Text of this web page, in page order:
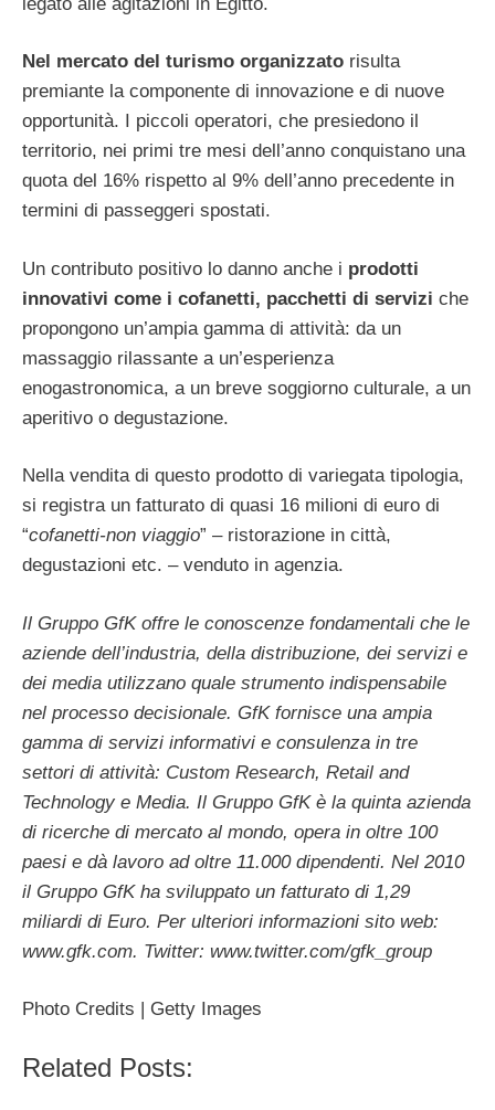
Nel mercato del turismo organizzato risulta
premiante la componente di innovazione e di nuove
opportunità. I piccoli operatori, che presiedono il
territorio, nei primi tre mesi dell’anno conquistano una
quota del 16% rispetto al 9% dell’anno precedente in
termini di passeggeri spostati.
Un contributo positivo lo danno anche i prodotti
innovativi come i cofanetti, pacchetti di servizi che
propongono un’ampia gamma di attività: da un
massaggio rilassante a un’esperienza
enogastronomica, a un breve soggiorno culturale, a un
aperitivo o degustazione.
Nella vendita di questo prodotto di variegata tipologia,
si registra un fatturato di quasi 16 milioni di euro di
“cofanetti-non viaggio” – ristorazione in città,
degustazioni etc. – venduto in agenzia.
Il Gruppo GfK offre le conoscenze fondamentali che le
aziende dell’industria, della distribuzione, dei servizi e
dei media utilizzano quale strumento indispensabile
nel processo decisionale. GfK fornisce una ampia
gamma di servizi informativi e consulenza in tre
settori di attività: Custom Research, Retail and
Technology e Media. Il Gruppo GfK è la quinta azienda
di ricerche di mercato al mondo, opera in oltre 100
paesi e dà lavoro ad oltre 11.000 dipendenti. Nel 2010
il Gruppo GfK ha sviluppato un fatturato di 1,29
miliardi di Euro. Per ulteriori informazioni sito web:
www.gfk.com. Twitter: www.twitter.com/gfk_group
Photo Credits | Getty Images
Related Posts: